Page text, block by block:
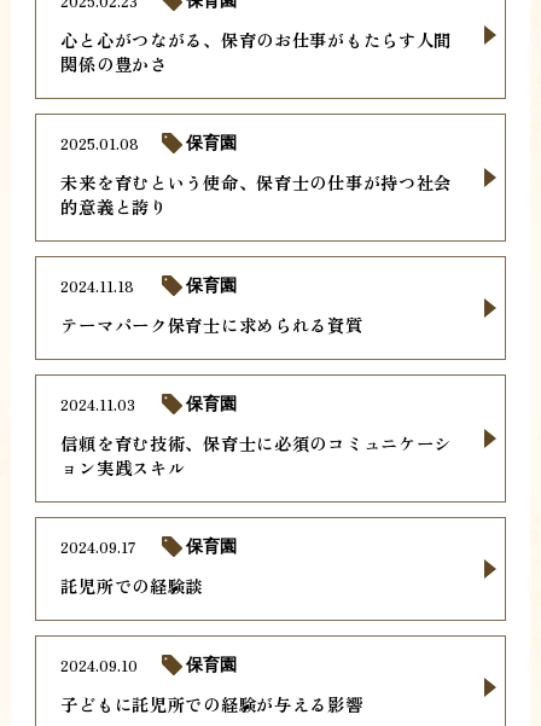
心と心がつながる、保育のお仕事がもたらす人間
関係の豊かさ
未来を育むという使命、保育士の仕事が持つ社会
的意義と誇り
2025.01.08 保育園
テーマパーク保育士に求められる資質
2024.11.18 保育園
信頼を育む技術、保育士に必須のコミュニケーシ
ョン実践スキル
2024.11.03 保育園
託児所での経験談
2024.09.17 保育園
子どもに託児所での経験が与える影響
2024.09.10 保育園